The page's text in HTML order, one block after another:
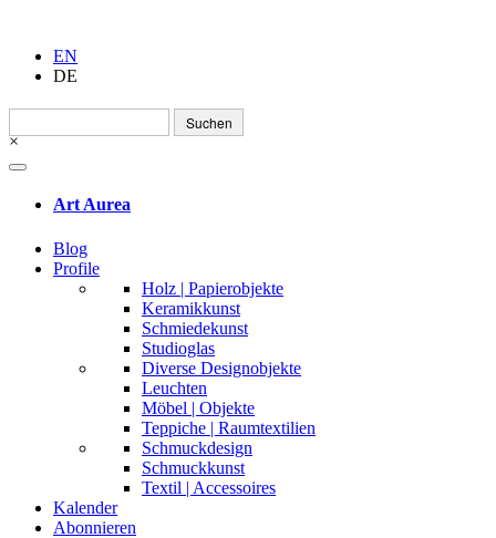
EN
DE
Suchen
nach:
×
Art Aurea
Blog
Profile
Holz | Papierobjekte
Keramikkunst
Schmiedekunst
Studioglas
Diverse Designobjekte
Leuchten
Möbel | Objekte
Teppiche | Raumtextilien
Schmuckdesign
Schmuckkunst
Textil | Accessoires
Kalender
Abonnieren